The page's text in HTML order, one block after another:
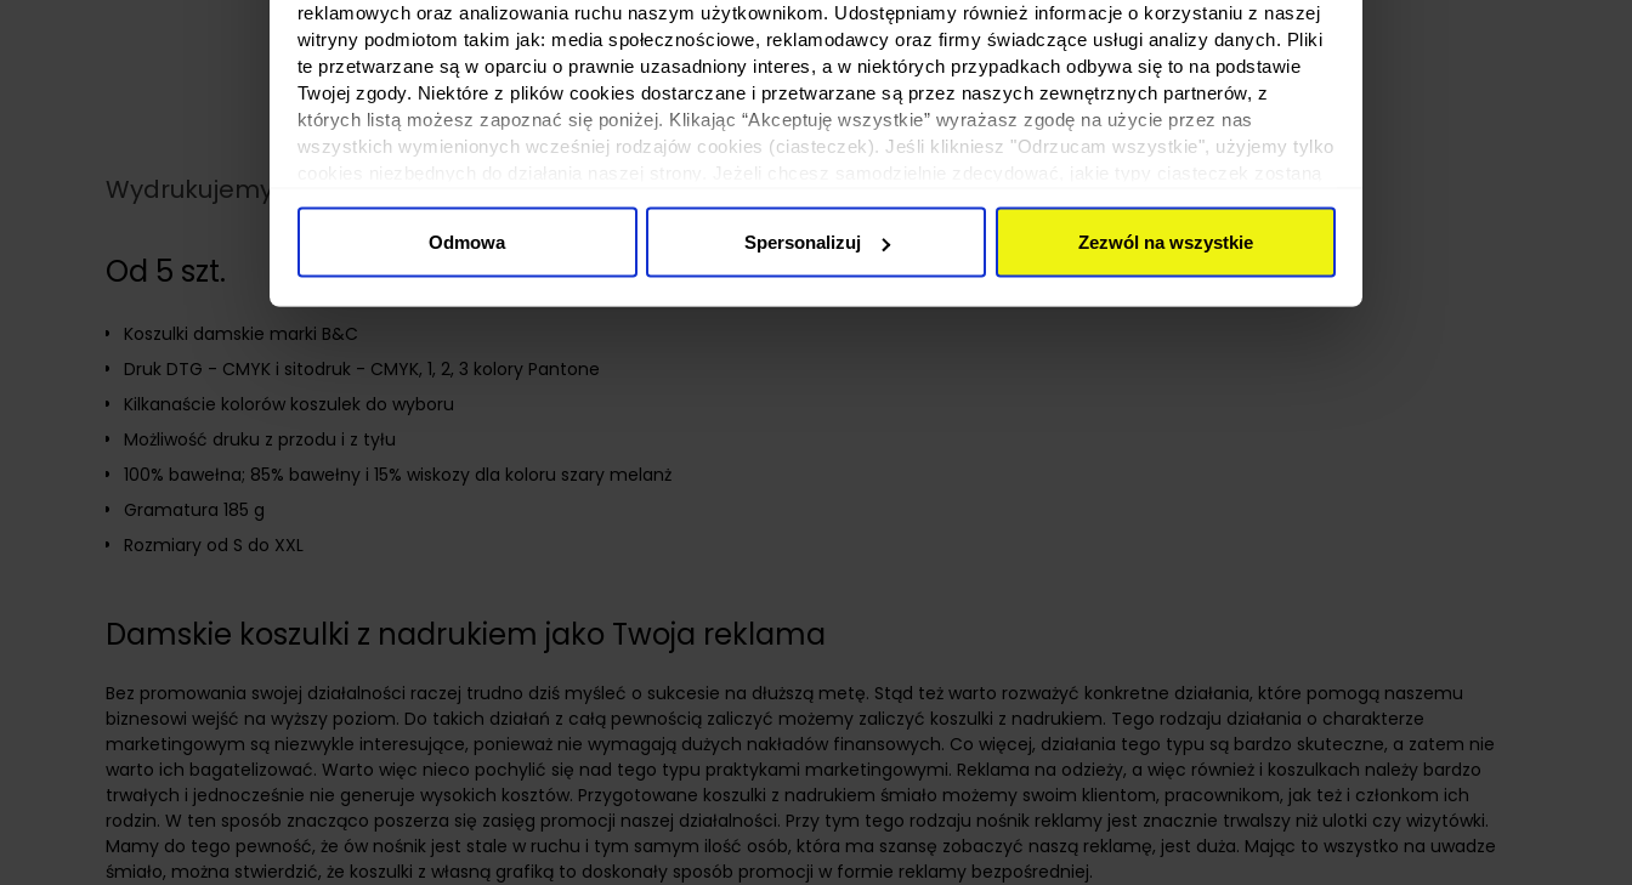
reklamowych oraz analizowania ruchu naszym użytkownikom. Udostępniamy również informacje o korzystaniu z naszej
witryny podmiotom takim jak: media społecznościowe, reklamodawcy oraz firmy świadczące usługi analizy danych. Pliki
te przetwarzane są w oparciu o prawnie uzasadniony interes, a w niektórych przypadkach odbywa się to na podstawie
Twojej zgody. Niektóre z plików cookies dostarczane i przetwarzane są przez naszych zewnętrznych partnerów, z
których listą możesz zapoznać się poniżej. Klikając “Akceptuję wszystkie” wyrażasz zgodę na użycie przez nas
wszystkich wymienionych wcześniej rodzajów cookies (ciasteczek). Jeśli klikniesz "Odrzucam wszystkie", użyjemy tylko
cookies niezbędnych do działania naszej strony. Jeżeli chcesz samodzielnie zdecydować, jakie typy ciasteczek zostaną
Odmowa Spersonalizuj Zezwól na wszystkie
Wydrukujemy Twój projekt
Od 5 szt.
Koszulki damskie marki B&C
Druk DTG - CMYK i sitodruk - CMYK, 1, 2, 3 kolory Pantone
Kilkanaście kolorów koszulek do wyboru
Możliwość druku z przodu i z tyłu
100% bawełna; 85% bawełny i 15% wiskozy dla koloru szary melanż
Gramatura 185 g
Rozmiary od S do XXL
Damskie koszulki z nadrukiem jako Twoja reklama
Bez promowania swojej działalności raczej trudno dziś myśleć o sukcesie na dłuższą metę. Stąd też warto rozważyć konkretne działania, które pomogą naszemu
biznesowi wejść na wyższy poziom. Do takich działań z całą pewnością zaliczyć możemy zaliczyć koszulki z nadrukiem. Tego rodzaju działania o charakterze
marketingowym są niezwykle interesujące, ponieważ nie wymagają dużych nakładów finansowych. Co więcej, działania tego typu są bardzo skuteczne, a zatem nie
warto ich bagatelizować. Warto więc nieco pochylić się nad tego typu praktykami marketingowymi. Reklama na odzieży, a więc również i koszulkach należy bardzo
trwałych i jednocześnie nie generuje wysokich kosztów. Przygotowane koszulki z nadrukiem śmiało możemy swoim klientom, pracownikom, jak też i członkom ich
rodzin. W ten sposób znacząco poszerza się zasięg promocji naszej działalności. Przy tym tego rodzaju nośnik reklamy jest znacznie trwalszy niż ulotki czy wizytówki.
Mamy do tego pewność, że ów nośnik jest stale w ruchu i tym samym ilość osób, która ma szansę zobaczyć naszą reklamę, jest duża. Mając to wszystko na uwadze
śmiało, można stwierdzić, że koszulki z własną grafiką to doskonały sposób promocji w formie reklamy bezpośredniej.